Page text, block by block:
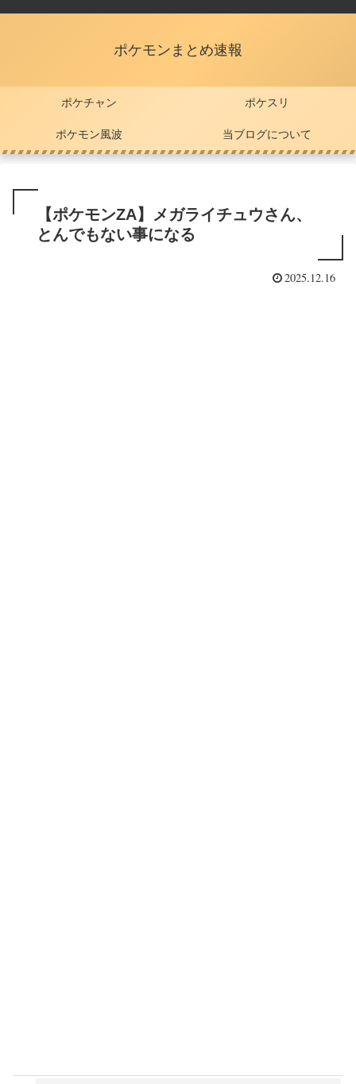
ポケモンまとめ速報
ポケチャン ポケスリ
ポケモン風波 当ブログについて
【ポケモンZA】メガライチュウさん、
とんでもない事になる
2025.12.16